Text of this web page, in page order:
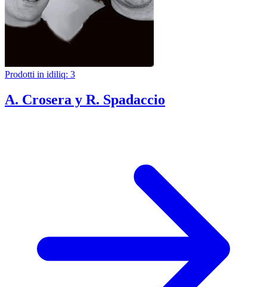
Prodotti in idiliq: 3
A. Crosera y R. Spadaccio